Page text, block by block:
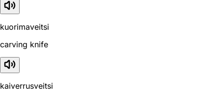
kuorimaveitsi
carving knife
kaiverrusveitsi